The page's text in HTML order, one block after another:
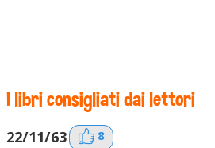
I libri consigliati dai lettori
22/11/63 8